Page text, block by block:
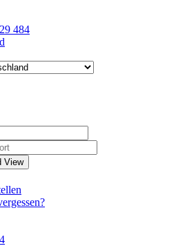
484
View